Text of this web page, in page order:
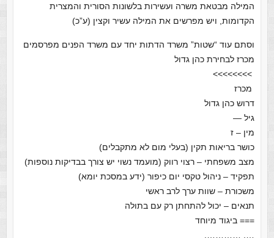
המילה מבטאת משרה ועשירות בלשונות הסורית והמצרית
הקדומות,‏ ויש מפרשים את המילה עשיר וקצין (ע”כ)
וסתם עוד “שטות” משרד הדתות יחד עם משרד הפנים מפרסמים
מכרז לבחירת כהן גדול‏
>>>>>>>>
מכרז
דרוש כהן גדול
גיל —
מין – ז
כושר בריאות תקין (בעלי מום לא מתקבלים)
מצב משפחתי – רצוי רווק (מועמד נשוי יש צורך בבדיקות נוספות)
תפקיד – ניהול טקסי יום כיפור (ידע במסכת יומא)
משכורת – שוות ערך לרב ראשי
תנאים – יכול להתחתן רק עם בתולה
=== ביגוד מיוחד